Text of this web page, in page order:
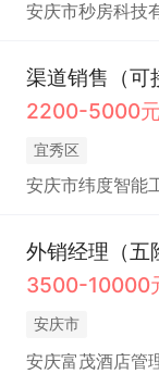
安庆市秒房科技
渠道销售（可
2200-5000
宜秀区
安庆市纬度智能
外销经理（五
3500-10000
安庆市
安庆富茂酒店管